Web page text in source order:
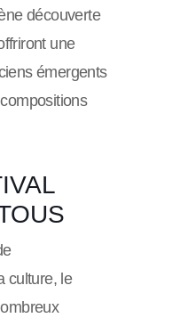
découverte
une
émergents
culture, le